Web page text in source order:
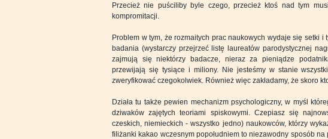
Przecież nie puściliby byle czego, przecież ktoś nad tym
kompromitacji.
Problem w tym, że rozmaitych prac naukowych wydaje się setki
badania (wystarczy przejrzeć listę laureatów parodystycznej
zajmują się niektórzy badacze, nieraz za pieniądze
przewijają się tysiące i miliony. Nie jesteśmy w stanie
zweryfikować czegokolwiek. Również więc zakładamy, że skoro
Działa tu także pewien mechanizm psychologiczny, w myśl
dziwaków zajętych teoriami spiskowymi. Czepiasz się
czeskich, niemieckich - wszystko jedno) naukowców, którzy
filiżanki kakao wczesnym popołudniem to niezawodny sposób